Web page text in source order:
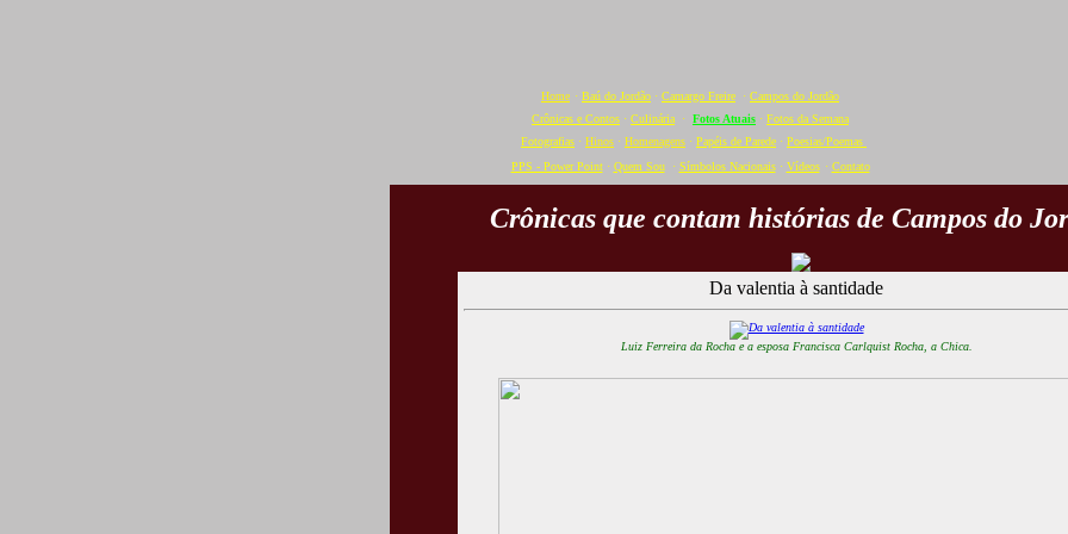
Home · Baú do Jordão · Camargo Freire · Campos do Jordão
Crônicas e Contos · Culinária · Fotos Atuais · Fotos da Semana
Fotografias · Hinos · Homenagens · Papéis de Parede · Poesias/Poemas
PPS - Power Point· Quem Sou· Símbolos Nacionais· Vídeos · Contato
Crônicas que contam histórias de Campos do
Da valentia à santidade
Luiz Ferreira da Rocha e a esposa Francisca Carlquist Rocha, a Chica.